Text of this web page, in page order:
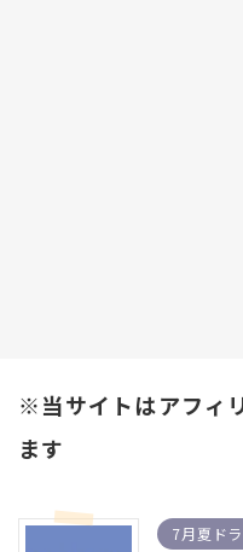
※当サイトはアフィ
ます
7月夏ド